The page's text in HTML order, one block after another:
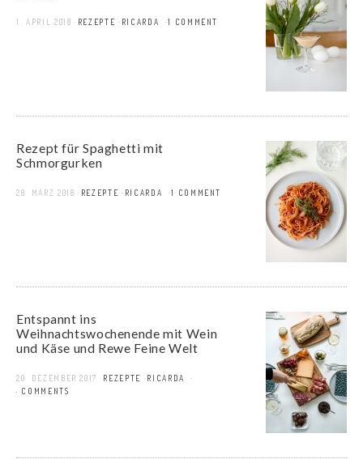
1. APRIL 2018 REZEPTE RICARDA 1 COMMENT
Rezept für Spaghetti mit
Schmorgurken
28. MÄRZ 2018 REZEPTE RICARDA 1 COMMENT
Entspannt ins
Weihnachtswochenende mit Wein
und Käse und Rewe Feine Welt
20. DEZEMBER 2017 REZEPTE
RICARDA
4 COMMENTS